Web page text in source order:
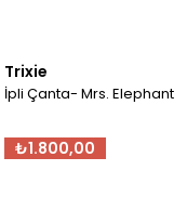
Trixie
İpli Çanta- Mrs. Elephant
₺1.800,00